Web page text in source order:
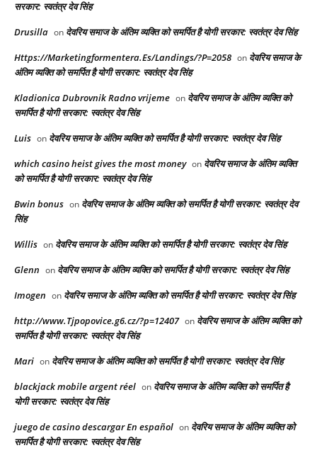
सरकार: स्वतंत्र देव सिंह
Drusilla on देवरिय समाज के अंतिम व्यक्ति को समर्पित है योगी सरकार: स्वतंत्र देव सिंह
Https://Marketingformentera.Es/Landings/?P=2058 on देवरिय समाज के
अंतिम व्यक्ति को समर्पित है योगी सरकार: स्वतंत्र देव सिंह
Kladionica Dubrovnik Radno vrijeme on देवरिय समाज के अंतिम व्यक्ति को
समर्पित है योगी सरकार: स्वतंत्र देव सिंह
Luis on देवरिय समाज के अंतिम व्यक्ति को समर्पित है योगी सरकार: स्वतंत्र देव सिंह
which casino heist gives the most money on देवरिय समाज के अंतिम व्यक्ति
को समर्पित है योगी सरकार: स्वतंत्र देव सिंह
Bwin bonus on देवरिय समाज के अंतिम व्यक्ति को समर्पित है योगी सरकार: स्वतंत्र देव
सिंह
Willis on देवरिय समाज के अंतिम व्यक्ति को समर्पित है योगी सरकार: स्वतंत्र देव सिंह
Glenn on देवरिय समाज के अंतिम व्यक्ति को समर्पित है योगी सरकार: स्वतंत्र देव सिंह
Imogen on देवरिय समाज के अंतिम व्यक्ति को समर्पित है योगी सरकार: स्वतंत्र देव सिंह
http://www.Tjpopovice.g6.cz/?p=12407 on देवरिय समाज के अंतिम व्यक्ति को
समर्पित है योगी सरकार: स्वतंत्र देव सिंह
Mari on देवरिय समाज के अंतिम व्यक्ति को समर्पित है योगी सरकार: स्वतंत्र देव सिंह
blackjack mobile argent réel on देवरिय समाज के अंतिम व्यक्ति को समर्पित है
योगी सरकार: स्वतंत्र देव सिंह
juego de casino descargar En español on देवरिय समाज के अंतिम व्यक्ति को
समर्पित है योगी सरकार: स्वतंत्र देव सिंह